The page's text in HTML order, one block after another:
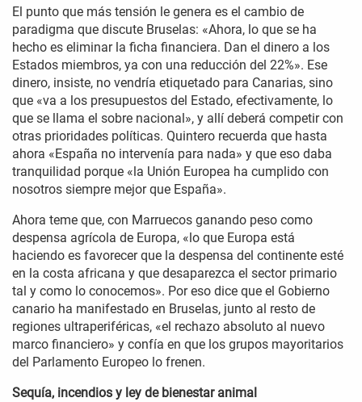
El punto que más tensión le genera es el cambio de
paradigma que discute Bruselas: «Ahora, lo que se ha
hecho es eliminar la ficha financiera. Dan el dinero a los
Estados miembros, ya con una reducción del 22%». Ese
dinero, insiste, no vendría etiquetado para Canarias, sino
que «va a los presupuestos del Estado, efectivamente, lo
que se llama el sobre nacional», y allí deberá competir con
otras prioridades políticas. Quintero recuerda que hasta
ahora «España no intervenía para nada» y que eso daba
tranquilidad porque «la Unión Europea ha cumplido con
nosotros siempre mejor que España».
Ahora teme que, con Marruecos ganando peso como
despensa agrícola de Europa, «lo que Europa está
haciendo es favorecer que la despensa del continente esté
en la costa africana y que desaparezca el sector primario
tal y como lo conocemos». Por eso dice que el Gobierno
canario ha manifestado en Bruselas, junto al resto de
regiones ultraperiféricas, «el rechazo absoluto al nuevo
marco financiero» y confía en que los grupos mayoritarios
del Parlamento Europeo lo frenen.
Sequía, incendios y ley de bienestar animal